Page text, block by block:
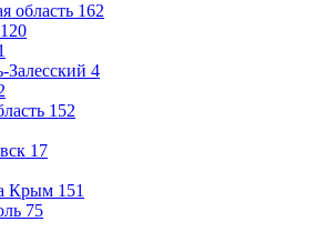
область 162
120
Залесский 4
152
17
Крым 151
75